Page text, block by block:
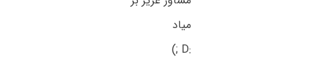
میاد
:D ;)